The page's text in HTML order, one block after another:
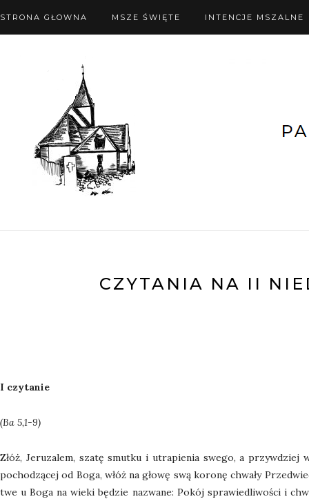
STRONA GŁOWNA MSZE ŚWIĘTE INTENCJE MSZALNE
CZYTANIA NA II
I czytanie
(Ba 5,1-9)
Złóż, Jeruzalem, szatę smutku i utrapienia swego, a przywdziej
pochodzącej od Boga, włóż na głowę swą koronę chwały
twe u Boga na wieki będzie nazwane: Pokój sprawiedliwości i